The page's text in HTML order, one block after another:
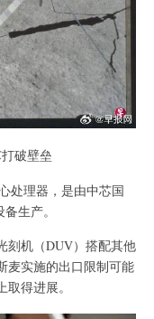
破壁垒
处理器，是由中芯国
生产。
刻机（DUV）搭配其他
麦实施的出口限制可能
得进展。